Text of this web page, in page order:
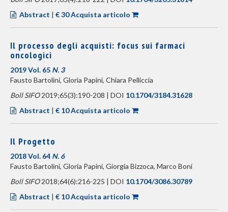
Abstract | € 30 Acquista articolo
Il processo degli acquisti: focus sui farmaci
oncologici
2019 Vol. 65 N. 3
Fausto Bartolini, Gloria Papini, Chiara Pelliccia
Boll SIFO2019;65(3):190-208 | DOI 10.1704/3184.31628
Abstract | € 10 Acquista articolo
Il Progetto
2018 Vol. 64 N. 6
Fausto Bartolini, Gloria Papini, Giorgia Bizzoca, Marco Boni
Boll SIFO2018;64(6):216-225 | DOI 10.1704/3086.30789
Abstract | € 10 Acquista articolo